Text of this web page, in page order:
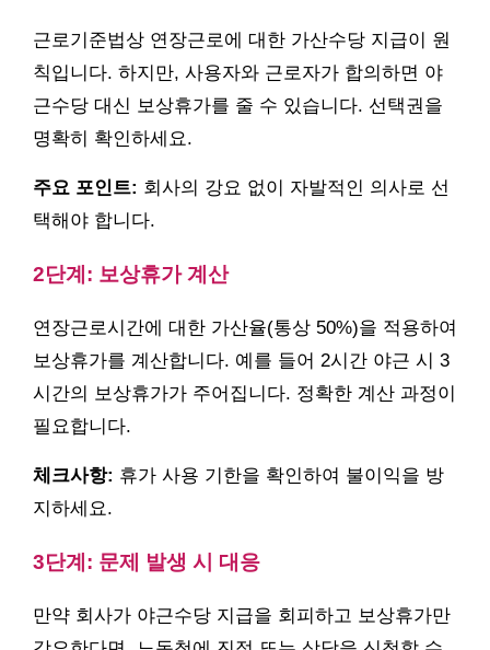
근로기준법상 연장근로에 대한 가산수당 지급이 원
칙입니다. 하지만, 사용자와 근로자가 합의하면 야
근수당 대신 보상휴가를 줄 수 있습니다. 선택권을
명확히 확인하세요.
주요 포인트: 회사의 강요 없이 자발적인 의사로 선
택해야 합니다.
2단계: 보상휴가 계산
연장근로시간에 대한 가산율(통상 50%)을 적용하여
보상휴가를 계산합니다. 예를 들어 2시간 야근 시 3
시간의 보상휴가가 주어집니다. 정확한 계산 과정이
필요합니다.
체크사항: 휴가 사용 기한을 확인하여 불이익을 방
지하세요.
3단계: 문제 발생 시 대응
만약 회사가 야근수당 지급을 회피하고 보상휴가만